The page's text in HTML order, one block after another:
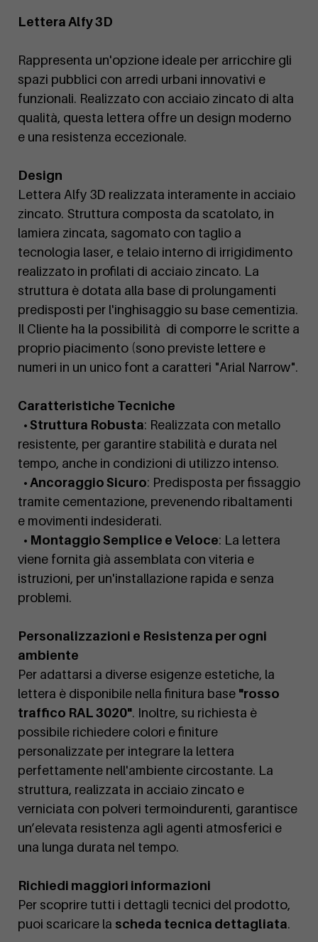
Lettera Alfy 3D
Rappresenta un'opzione ideale per arricchire gli
spazi pubblici con arredi urbani innovativi e
funzionali. Realizzato con acciaio zincato di alta
qualità, questa lettera offre un design moderno
e una resistenza eccezionale.
Design
Lettera Alfy 3D realizzata interamente in acciaio
zincato. Struttura composta da scatolato, in
lamiera zincata, sagomato con taglio a
tecnologia laser, e telaio interno di irrigidimento
realizzato in profilati di acciaio zincato. La
struttura è dotata alla base di prolungamenti
predisposti per l'inghisaggio su base cementizia.
Il Cliente ha la possibilità di comporre le scritte a
proprio piacimento (sono previste lettere e
numeri in un unico font a caratteri "Arial Narrow".
Caratteristiche Tecniche
• Struttura Robusta: Realizzata con metallo
resistente, per garantire stabilità e durata nel
tempo, anche in condizioni di utilizzo intenso.
• Ancoraggio Sicuro: Predisposta per fissaggio
tramite cementazione, prevenendo ribaltamenti
e movimenti indesiderati.
• Montaggio Semplice e Veloce: La lettera
viene fornita già assemblata con viteria e
istruzioni, per un'installazione rapida e senza
problemi.
Personalizzazioni e Resistenza per ogni
ambiente
Per adattarsi a diverse esigenze estetiche, la
lettera è disponibile nella finitura base "rosso
traffico RAL 3020". Inoltre, su richiesta è
possibile richiedere colori e finiture
personalizzate per integrare la lettera
perfettamente nell'ambiente circostante. La
struttura, realizzata in acciaio zincato e
verniciata con polveri termoindurenti, garantisce
un’elevata resistenza agli agenti atmosferici e
una lunga durata nel tempo.
Richiedi maggiori informazioni
Per scoprire tutti i dettagli tecnici del prodotto,
puoi scaricare la scheda tecnica dettagliata.